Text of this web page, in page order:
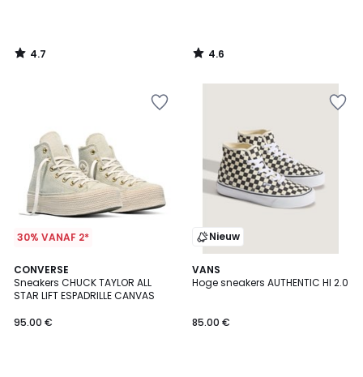
4.7
/
4.6
/
30% VANAF 2*
CONVERSE
Sneakers CHUCK TAYLOR ALL
STAR LIFT ESPADRILLE CANVAS
95.00 €
Nieuw
VANS
Hoge sneakers AUTHENTIC HI 2.0
85.00 €
3.9
/ 5